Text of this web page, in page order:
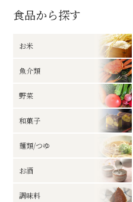
食品から探す
お米
魚介類
野菜
和菓子
麺類/つゆ
お酒
調味料